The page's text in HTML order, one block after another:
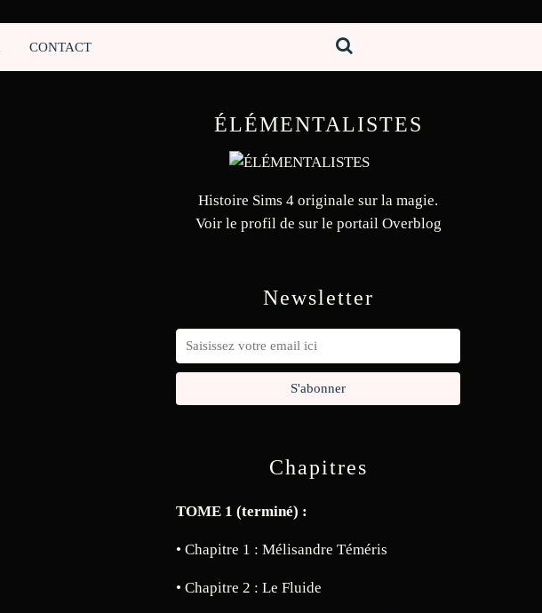
CONTACT
Newsletter
ÉLÉMENTALISTES
Histoire Sims 4 originale sur la magie.
Voir le profil de sur le portail Overblog
Chapitres
TOME 1 (terminé) :
• Chapitre 1 : Mélisandre Téméris
• Chapitre 2 : Le Fluide